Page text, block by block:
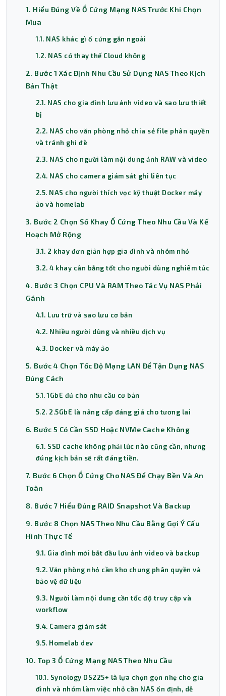
1. Hiểu Đúng Về Ổ Cứng Mạng NAS Trước Khi Chọn
Mua
1.1. NAS khác gì ổ cứng gắn ngoài
1.2. NAS có thay thế Cloud không
2. Bước 1 Xác Định Nhu Cầu Sử Dụng NAS Theo Kịch
Bản Thật
2.1. NAS cho gia đình lưu ảnh video và sao lưu thiết
bị
2.2. NAS cho văn phòng nhỏ chia sẻ file phân quyền
và tránh ghi đè
2.3. NAS cho người làm nội dung ảnh RAW và video
2.4. NAS cho camera giám sát ghi liên tục
2.5. NAS cho người thích vọc kỹ thuật Docker máy
ảo và homelab
3. Bước 2 Chọn Số Khay Ổ Cứng Theo Nhu Cầu Và Kế
Hoạch Mở Rộng
3.1. 2 khay đơn giản hợp gia đình và nhóm nhỏ
3.2. 4 khay cân bằng tốt cho người dùng nghiêm túc
4. Bước 3 Chọn CPU Và RAM Theo Tác Vụ NAS Phải
Gánh
4.1. Lưu trữ và sao lưu cơ bản
4.2. Nhiều người dùng và nhiều dịch vụ
4.3. Docker và máy ảo
5. Bước 4 Chọn Tốc Độ Mạng LAN Để Tận Dụng NAS
Đúng Cách
5.1. 1GbE đủ cho nhu cầu cơ bản
5.2. 2.5GbE là nâng cấp đáng giá cho tương lai
6. Bước 5 Có Cần SSD Hoặc NVMe Cache Không
6.1. SSD cache không phải lúc nào cũng cần, nhưng
đúng kịch bản sẽ rất đáng tiền.
7. Bước 6 Chọn Ổ Cứng Cho NAS Để Chạy Bền Và An
Toàn
8. Bước 7 Hiểu Đúng RAID Snapshot Và Backup
9. Bước 8 Chọn NAS Theo Nhu Cầu Bằng Gợi Ý Cấu
Hình Thực Tế
9.1. Gia đình mới bắt đầu lưu ảnh video và backup
9.2. Văn phòng nhỏ cần kho chung phân quyền và
bảo vệ dữ liệu
9.3. Người làm nội dung cần tốc độ truy cập và
workflow
9.4. Camera giám sát
9.5. Homelab dev
10. Top 3 Ổ Cứng Mạng NAS Theo Nhu Cầu
10.1. Synology DS225+ là lựa chọn gọn nhẹ cho gia
đình và nhóm làm việc nhỏ cần NAS ổn định, dễ